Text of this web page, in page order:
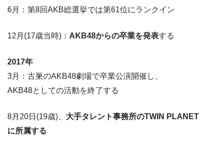
6月：第8回AKB総選挙では第61位にランクイン
12月(17歳当時)： AKB48からの卒業を発表する
2017年
3月：古巣のAKB48劇場で卒業公演開催し、
AKB48としての活動を終了する
8月20日(19歳)、 大手タレント事務所のTWIN PLANET
に所属する